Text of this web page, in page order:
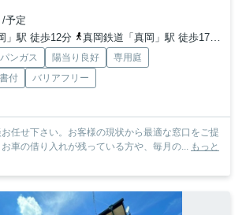
予定
」駅 徒歩12分
真岡鉄道「真岡」駅 徒歩17分
ンガス 陽当り良好
専用庭
付
バリアフリー
任せ下さい。お客様の現状から最適な窓口をご提
車の借り入れが残っている方や、毎月の... もっと